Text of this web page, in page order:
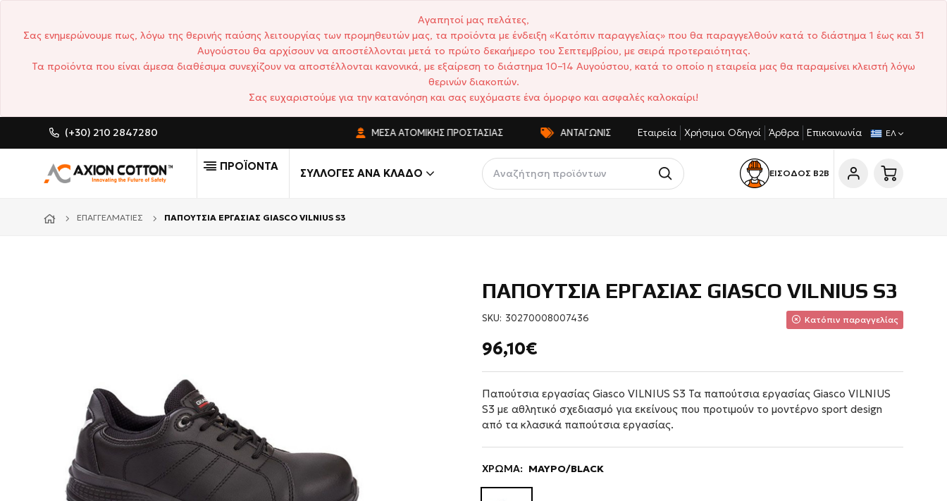
Αγαπητοί μας πελάτες,
Σας ενημερώνουμε πως, λόγω της θερινής παύσης λειτουργίας των προμηθευτών μας, τα προϊόντα με ένδειξη «Κατόπιν παραγγελίας» που θα παραγγελθούν κατά το διάστημα 1 έως και 31
Αυγούστου θα αρχίσουν να αποστέλλονται μετά το πρώτο δεκαήμερο του Σεπτεμβρίου, με σειρά προτεραιότητας.
Τα προϊόντα που είναι άμεσα διαθέσιμα συνεχίζουν να αποστέλλονται κανονικά, με εξαίρεση το διάστημα 10–14 Αυγούστου, κατά το οποίο η εταιρεία μας θα παραμείνει κλειστή λόγω
θερινών διακοπών.
Σας ευχαριστούμε για την κατανόηση και σας ευχόμαστε ένα όμορφο και ασφαλές καλοκαίρι!
(+30) 210 2847280CUSTOM MADE ΕΠΑΓΓΕΛΜΑΤΙΚΆ ΡΟΎΧΑ ΜΈΣΑ ΑΤΟΜΙΚΉΣ ΠΡΟΣΤΑΣΊΑΣ ΑΝΤΑΓΩΝΙΣΤΙΚΈΣ ΤΙΜΈΣ ΣΎΝΤΟΜΟΙ ΧΡΌΝΟΙ ΠΑΡΆΔΟΣΗΣ CUSTOM
Εταιρεία Χρήσιμοι Οδηγοί Άρθρα Επικοινωνία ΕΛ
ΠΡΟΪΟΝΤΑ
ΣΥΛΛΟΓΈΣ ΑΝΆ ΚΛΆΔΟ ΕΙΣΟΔΟΣ Β2Β
ΕΠΑΓΓΕΛΜΑΤΊΕΣ ΠΑΠΟΥΤΣΙΑ ΕΡΓΑΣΙΑΣ GIASCO VILNIUS S3
ΠΑΠΟΥΤΣΙΑ ΕΡΓΑΣΙΑΣ GIASCO VILNIUS S3
SKU: 30270008007436 Κατόπιν παραγγελίας
96,10€
Παπούτσια εργασίας Giasco VILNIUS S3 Τα παπούτσια εργασίας Giasco VILNIUS
S3 με αθλητικό σχεδιασμό για εκείνους που προτιμούν το μοντέρνο sport design
από τα κλασικά παπούτσια εργασίας.
ΧΡΩΜΑ: ΜΑΥΡΟ/BLACK